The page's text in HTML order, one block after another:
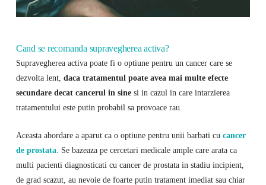
Cand se recomanda supravegherea activa?
Supravegherea activa poate fi o optiune pentru un cancer care se
dezvolta lent, daca tratamentul poate avea mai multe efecte
secundare decat cancerul in sinesi in cazul in care intarzierea
tratamentului este putin probabil sa provoace rau.
Aceasta abordare a aparut ca o optiune pentru unii barbati cu cancer
de prostata. Se bazeaza pe cercetari medicale ample care arata ca
multi pacienti diagnosticati cu cancer de prostata in stadiu incipient,
de grad scazut, au nevoie de foarte putin tratament imediat sau chiar